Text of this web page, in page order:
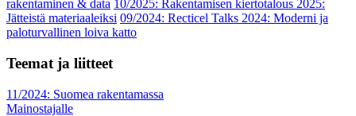
rakentaminen & data 10/2025: Rakentamisen kiertotalous 2025:
Jätteistä materiaaleiksi 09/2024: Recticel Talks 2024: Moderni ja
paloturvallinen loiva katto
Teemat ja liitteet
11/2024: Suomea rakentamassa
Mainostajalle